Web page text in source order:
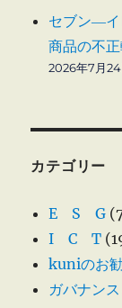
セブン―
商品の不
2026年7月24
カテゴリー
E S G
I C T
kuniのお
ガバナン